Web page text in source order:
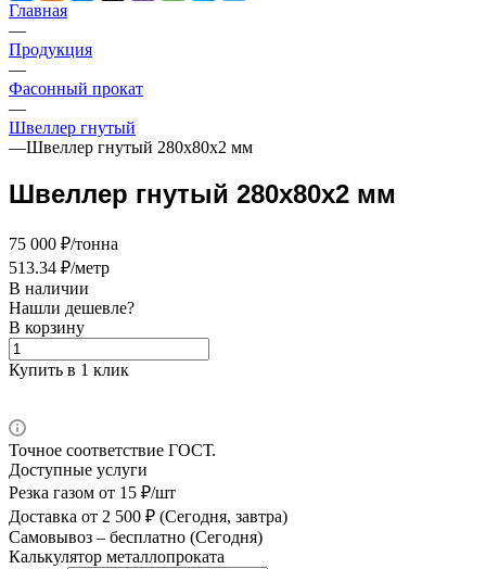
Главная
—
Продукция
—
Фасонный прокат
—
Швеллер гнутый
—Швеллер гнутый 280х80х2 мм
Швеллер гнутый 280х80х2 мм
75 000 ₽/тонна
513.34 ₽/метр
В наличии
Нашли дешевле?
В корзину
Купить в 1 клик
Точное соответствие ГОСТ.
Доступные услуги
Резка газом от 15 ₽/шт
Доставка от 2 500 ₽ (Сегодня, завтра)
Самовывоз – бесплатно (Сегодня)
Калькулятор металлопроката